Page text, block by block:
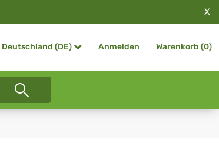
X
Deutschland (DE) Anmelden Warenkorb (0)